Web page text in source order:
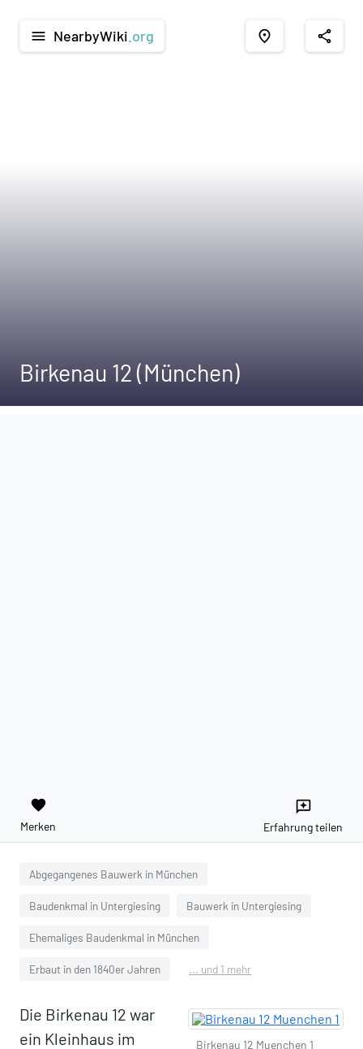
menu NearbyWiki .org place share
Birkenau 12 (München)
favorite
Merken
reviews
Erfahrung teilen
Abgegangenes Bauwerk in München
Baudenkmal in Untergiesing Bauwerk in Untergiesing
Ehemaliges Baudenkmal in München
Erbaut in den 1840er Jahren ... und 1 mehr
Birkenau 12 Muenchen 1
Die Birkenau 12 war
ein Kleinhaus im